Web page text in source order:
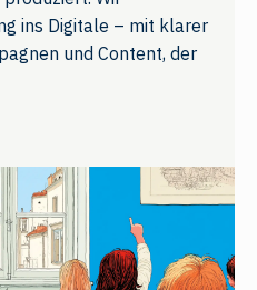
ins Digitale – mit klarer
und Content, der